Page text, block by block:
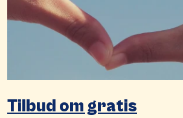
Tilbud om gratis